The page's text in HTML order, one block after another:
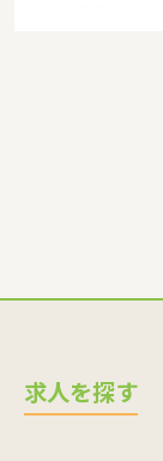
求人を探す